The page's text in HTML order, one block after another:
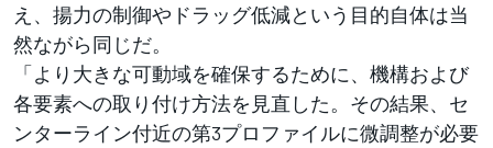
え、揚力の制御やドラッグ低減という目的自体は当
然ながら同じだ。
「より大きな可動域を確保するために、機構および
各要素への取り付け方法を見直した。その結果、セ
ンターライン付近の第3プロファイルに微調整が必要